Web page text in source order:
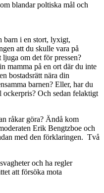
blandar poltiska mål och
barn i en stort, lyxigt,
att du skulle vara på
ljuga om det för pressen?
mamma på en ort där du inte
bostadsrätt nära din
barnen? Eller, har du
Och sedan felaktigt
råkar göra? Ändå kom
Erik Bengtzboe och
med den förklaringen. Två
och ha regler
att försöka mota